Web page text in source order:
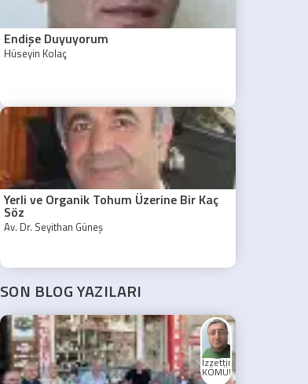
Endişe Duyuyorum
Hüseyin Kolaç
Yerli ve Organik Tohum Üzerine Bir Kaç
Söz
Av. Dr. Seyithan Güneş
SON BLOG YAZILARI
İzzettin
KÖMÜRCÜ